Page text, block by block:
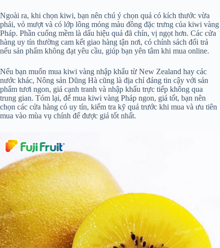
Ngoài ra, khi chọn kiwi, bạn nên chú ý chọn quả có kích thước vừa
phải, vỏ mượt và có lớp lông mỏng màu đồng đặc trưng của kiwi vàng
Pháp. Phần cuống mềm là dấu hiệu quả đã chín, vị ngọt hơn. Các cửa
hàng uy tín thường cam kết giao hàng tận nơi, có chính sách đổi trả
nếu sản phẩm không đạt yêu cầu, giúp bạn yên tâm khi mua online.
Nếu bạn muốn mua kiwi vàng nhập khẩu từ New Zealand hay các
nước khác, Nông sản Dũng Hà cũng là địa chỉ đáng tin cậy với sản
phẩm tươi ngon, giá cạnh tranh và nhập khẩu trực tiếp không qua
trung gian. Tóm lại, để mua kiwi vàng Pháp ngon, giá tốt, bạn nên
chọn các cửa hàng có uy tín, kiểm tra kỹ quả trước khi mua và ưu tiên
mua vào mùa vụ chính để được giá tốt nhất.